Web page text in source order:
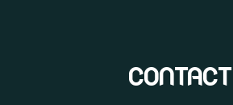
CONTACT